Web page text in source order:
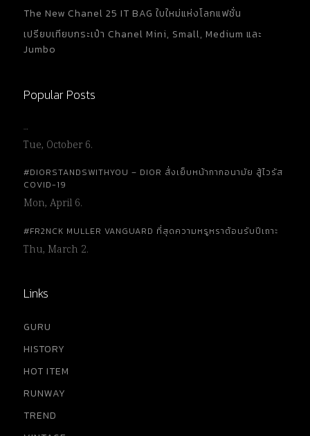
The New Chanel 25 IT BAG ใบใหม่แห่งโลกแฟชั่น
เปรียบเทียบกระเป๋า Chanel Mini, Small, Medium และ
Jumbo
Popular Posts
…
Tue, October 6.
#DIORSTANDSWITHYOU – DIOR สั่งเย็บหน้ากากอนามัย สู้ไวรัส
COVID-19
Mon, April 6.
#FR2NCK MULLER VANGUARD ที่สุดความหรูหราต้อนรับปีเถาะ
Thu, March 2.
Links
GURU
HISTORY
HOT ITEM
RUNWAY
TREND